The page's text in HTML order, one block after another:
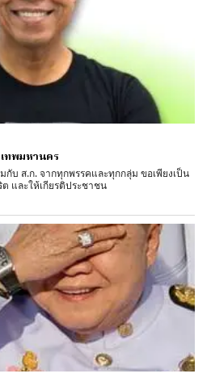
เทพมหานคร
บ ส.ก. จากทุกพรรคและทุกกลุ่ม ขอเพียงเป็น
และให้เกียรติประชาชน